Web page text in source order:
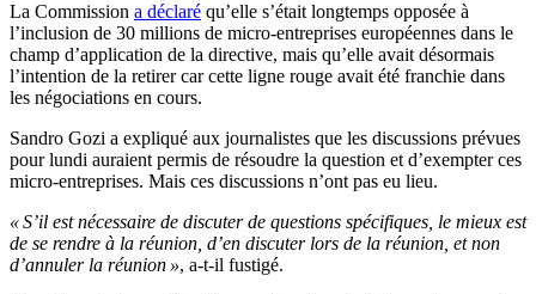
La Commission a déclaré qu’elle s’était longtemps opposée à
l’inclusion de 30 millions de micro-entreprises européennes dans le
champ d’application de la directive, mais qu’elle avait désormais
l’intention de la retirer car cette ligne rouge avait été franchie dans
les négociations en cours.
Sandro Gozi a expliqué aux journalistes que les discussions prévues
pour lundi auraient permis de résoudre la question et d’exempter ces
micro-entreprises. Mais ces discussions n’ont pas eu lieu.
« S’il est nécessaire de discuter de questions spécifiques, le mieux est
de se rendre à la réunion, d’en discuter lors de la réunion, et non
d’annuler la réunion », a-t-il fustigé.